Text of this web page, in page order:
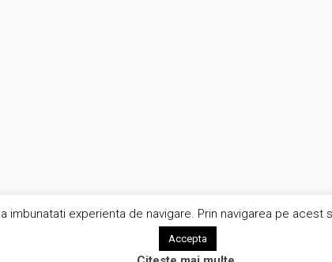
experienta de navigare. Prin navigarea pe
Accepta